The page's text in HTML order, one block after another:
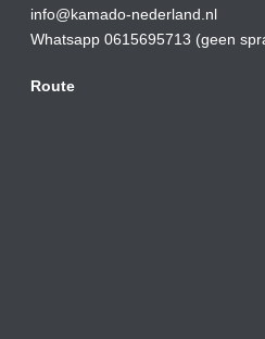
info@kamado-nederland.nl
Whatsapp 0615695713 (geen
Route